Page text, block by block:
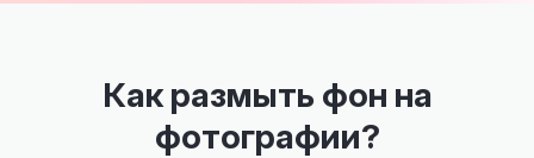
Как размыть фон на
фотографии?